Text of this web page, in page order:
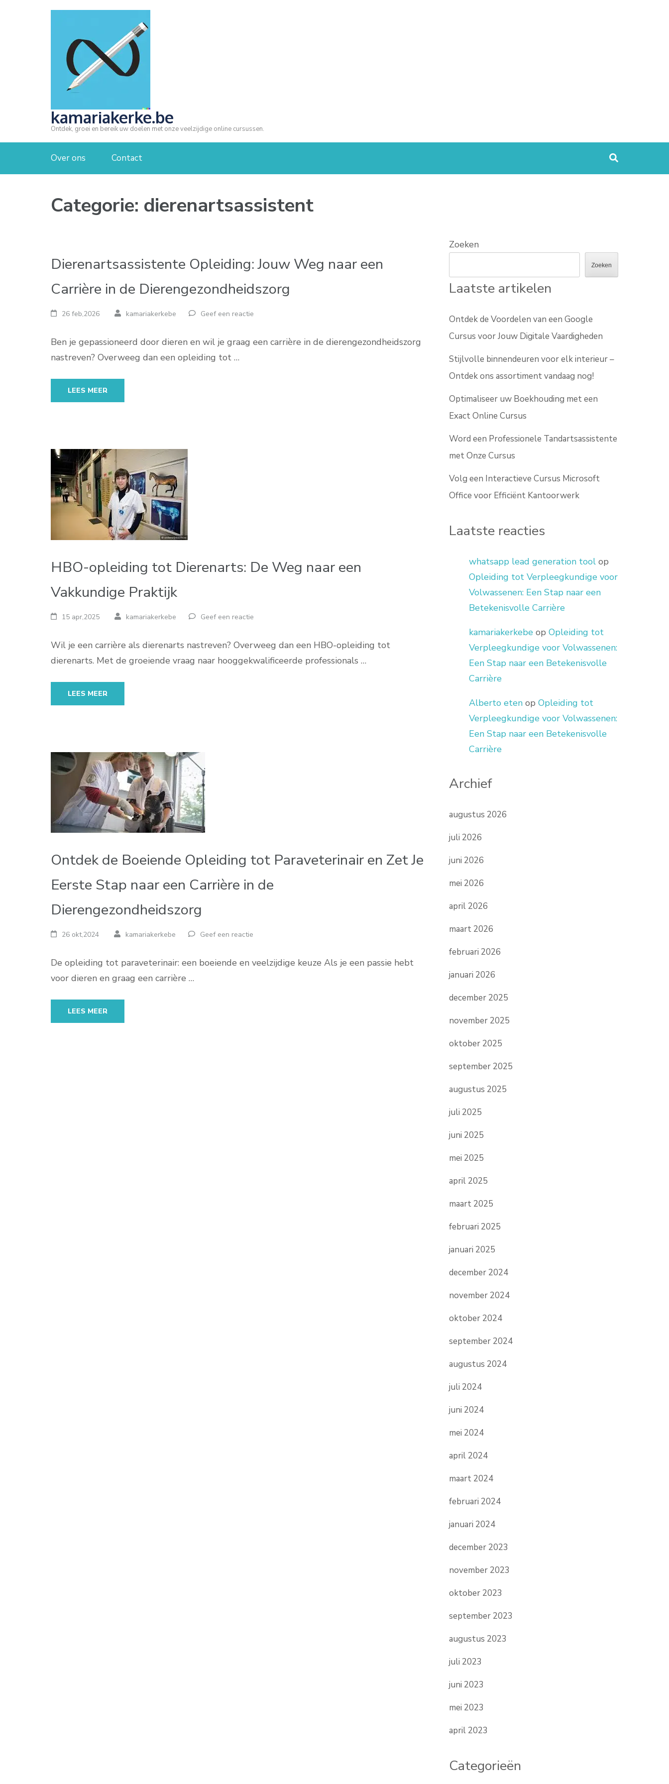
kamariakerke.be
Ontdek, groei en bereik uw doelen met onze veelzijdige online cursussen.
Over ons Contact
Categorie: dierenartsassistent
Dierenartsassistente Opleiding: Jouw Weg naar een
Carrière in de Dierengezondheidszorg
26 feb,2026 kamariakerkebe Geef een reactie
Ben je gepassioneerd door dieren en wil je graag een carrière in de dierengezondheidszorg
nastreven? Overweeg dan een opleiding tot …
LEES MEER
HBO-opleiding tot Dierenarts: De Weg naar een
Vakkundige Praktijk
15 apr,2025 kamariakerkebe Geef een reactie
Wil je een carrière als dierenarts nastreven? Overweeg dan een HBO-opleiding tot
dierenarts. Met de groeiende vraag naar hooggekwalificeerde professionals …
LEES MEER
Ontdek de Boeiende Opleiding tot Paraveterinair en Zet Je
Eerste Stap naar een Carrière in de
Dierengezondheidszorg
26 okt,2024 kamariakerkebe Geef een reactie
De opleiding tot paraveterinair: een boeiende en veelzijdige keuze Als je een passie hebt
voor dieren en graag een carrière …
LEES MEER
Zoeken
Zoeken
Laatste artikelen
Ontdek de Voordelen van een Google
Cursus voor Jouw Digitale Vaardigheden
Stijlvolle binnendeuren voor elk interieur –
Ontdek ons assortiment vandaag nog!
Optimaliseer uw Boekhouding met een
Exact Online Cursus
Word een Professionele Tandartsassistente
met Onze Cursus
Volg een Interactieve Cursus Microsoft
Office voor Efficiënt Kantoorwerk
Laatste reacties
whatsapp lead generation tool op
Opleiding tot Verpleegkundige voor
Volwassenen: Een Stap naar een
Betekenisvolle Carrière
kamariakerkebe opOpleiding tot
Verpleegkundige voor Volwassenen:
Een Stap naar een Betekenisvolle
Carrière
Alberto eten opOpleiding tot
Verpleegkundige voor Volwassenen:
Een Stap naar een Betekenisvolle
Carrière
Archief
augustus 2026
juli 2026
juni 2026
mei 2026
april 2026
maart 2026
februari 2026
januari 2026
december 2025
november 2025
oktober 2025
september 2025
augustus 2025
juli 2025
juni 2025
mei 2025
april 2025
maart 2025
februari 2025
januari 2025
december 2024
november 2024
oktober 2024
september 2024
augustus 2024
juli 2024
juni 2024
mei 2024
april 2024
maart 2024
februari 2024
januari 2024
december 2023
november 2023
oktober 2023
september 2023
augustus 2023
juli 2023
juni 2023
mei 2023
april 2023
Categorieën